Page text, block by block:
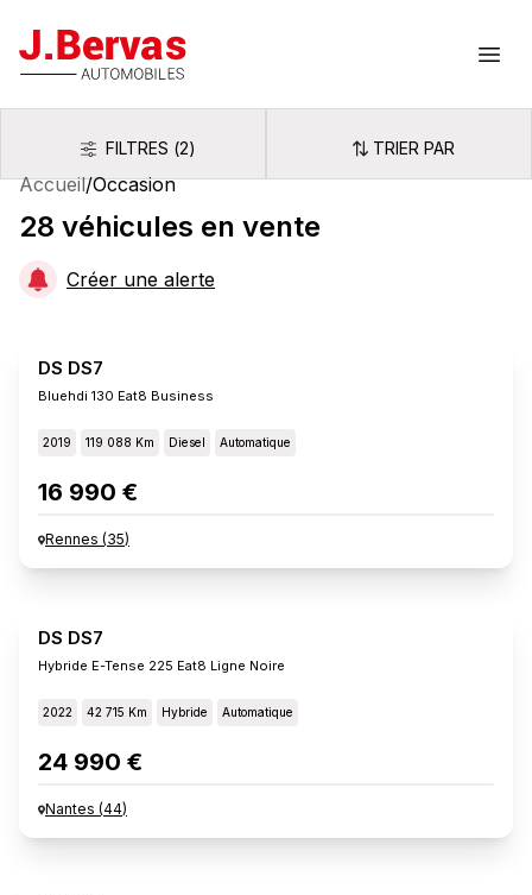
J.Bervas
FiltresFILTRES (2) Trier par
TRIER PAR
Accueil/Occasion
28 véhicules en vente
Créer une alerte
DS DS7
Bluehdi 130 Eat8 Business
2019 119 088 Km Diesel Automatique
16 990 €
Rennes (35)
DS DS7
Hybride E-Tense 225 Eat8 Ligne Noire
2022 42 715 Km Hybride Automatique
24 990 €
Nantes (44)